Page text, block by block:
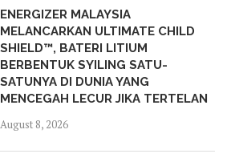
ENERGIZER MALAYSIA
MELANCARKAN ULTIMATE CHILD
SHIELD™, BATERI LITIUM
BERBENTUK SYILING SATU-
SATUNYA DI DUNIA YANG
MENCEGAH LECUR JIKA TERTELAN
August 8, 2026